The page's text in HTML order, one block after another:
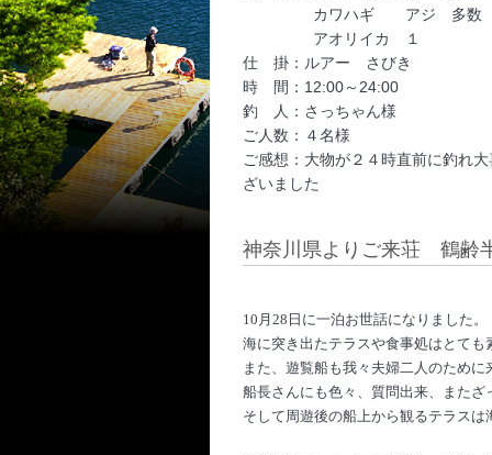
カワハギ アジ 多数
アオリイカ １
仕 掛：ルアー さびき
時 間：12:00～24:00
釣 人：さっちゃん様
ご人数：４名様
ご感想：大物が２４時直前に釣れ
ざいました
神奈川県よりご来荘 鶴齢
10 月 28 日に一泊お世話になりました。
海に突き出たテラスや食事処はとても
また、遊覧船も我々夫婦二人のため
船長さんにも色々、質問出来、また
そして周遊後の船上から観るテラス